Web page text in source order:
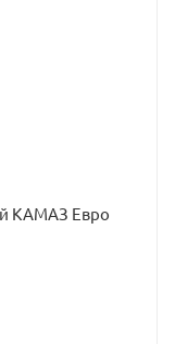
КАМАЗ Евро